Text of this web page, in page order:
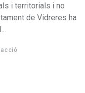
i territorials i no
de Vidreres ha